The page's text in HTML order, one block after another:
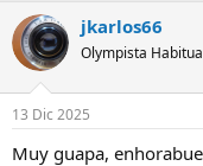
jkarlos66
Olympista
13 Dic 2025
Muy guapa,